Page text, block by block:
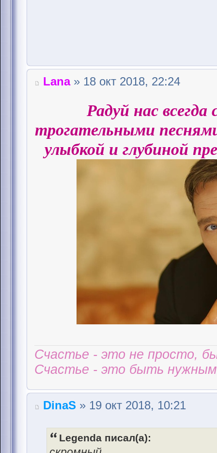
Lana» 18 окт 2018, 22:24
Радуй нас
трогательными
улыбкой и глубиной
Счастье - это не просто,
Счастье - это быть
DinaS » 19 окт 2018, 10:21
Legenda писал(а):